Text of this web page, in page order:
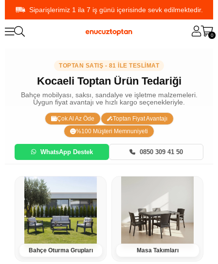
Siparişlerimiz 1 ila 7 iş günü içerisinde sevk edilmektedir.
0
TOPTAN SATIŞ - 81 İLE TESLİMAT
Kocaeli Toptan Ürün Tedariği
Bahçe mobilyası, saksı, sandalye ve işletme malzemeleri.
Uygun fiyat avantajı ve hızlı kargo seçenekleriyle.
Çok Al Az Öde
Toptan Fiyat Avantajı
%100 Müşteri Memnuniyeti
WhatsApp Destek 0850 309 41 50
Bahçe Oturma Grupları Masa Takımları